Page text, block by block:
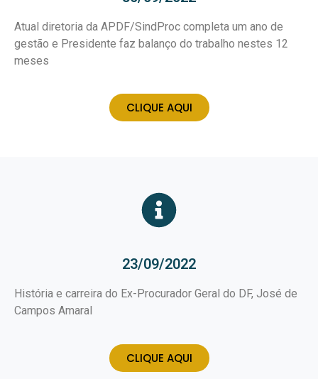
Atual diretoria da APDF/SindProc completa um ano de
gestão e Presidente faz balanço do trabalho nestes 12
meses
CLIQUE AQUI
23/09/2022
História e carreira do Ex-Procurador Geral do DF, José de
Campos Amaral
CLIQUE AQUI